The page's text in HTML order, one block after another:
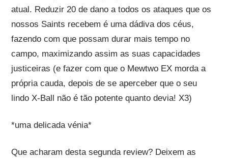
atual. Reduzir 20 de dano a todos os ataques que os
nossos Saints recebem é uma dádiva dos céus,
fazendo com que possam durar mais tempo no
campo, maximizando assim as suas capacidades
justiceiras (e fazer com que o Mewtwo EX morda a
própria cauda, depois de se aperceber que o seu
lindo X-Ball não é tão potente quanto devia! X3)
*uma delicada vénia*
Que acharam desta segunda review? Deixem as